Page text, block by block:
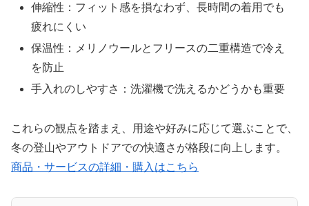
伸縮性：フィット感を損なわず、長時間の着用でも
疲れにくい
保温性：メリノウールとフリースの二重構造で冷え
を防止
手入れのしやすさ：洗濯機で洗えるかどうかも重要
これらの観点を踏まえ、用途や好みに応じて選ぶことで、
冬の登山やアウトドアでの快適さが格段に向上します。
商品・サービスの詳細・購入はこちら